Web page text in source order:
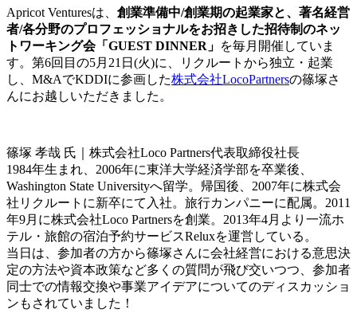
Apricot Venturesは、 創業準備中/創業期の起業家と、著名経営
者/各分野のプロフェッショナルをお招きした招待制のネッ
トワーキング会「GUEST DINNER」 を毎月開催していま
す。第6回目の5月21日(火)に、リクルートから独立・起業
し、M&AでKDDIに参画した株式会社LocoPartnersの篠塚さ
んにお越しいただきました。
篠塚 孝哉 氏｜株式会社Loco Partners代表取締役社長
1984年生まれ、2006年に東洋大学経済学部を卒業後、
Washington State Universityへ留学。帰国後、2007年に株式会
社リクルートに新卒にて入社。旅行カンパニーに配属。2011
年9月に株式会社Loco Partnersを創業。2013年4月より一流ホ
テル・旅館の宿泊予約サービスReluxを運営している。
当日は、参加者の方から篠塚さんに会社経営における意思決
定の方法や資本政策など多くの質問が飛び交いつつ、参加者
同士での情報交換や事業アイデアについてのディスカッショ
ンもされていました！